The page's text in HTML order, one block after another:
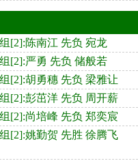
[2]:陈南江 先负 宛龙
[2]:严勇 先负 储般若
[2]:胡勇穗 先负 梁雅让
[2]:彭茁洋 先负 周开薪
[2]:尚培峰 先负 郑奕宸
[2]:姚勤贺 先胜 徐腾飞